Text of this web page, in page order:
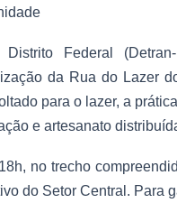
Federal
da Rua do Lazer
para o lazer, a
e artesanato
no trecho
do Setor Central. Para